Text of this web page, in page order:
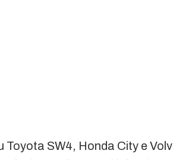
Toyota SW4, Honda City e